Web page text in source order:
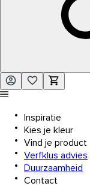
Inspiratie
Kies je kleur
Vind je product
Verfklus advies
Duurzaamheid
Contact